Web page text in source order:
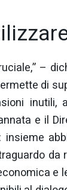
–
di
inutili,
e il